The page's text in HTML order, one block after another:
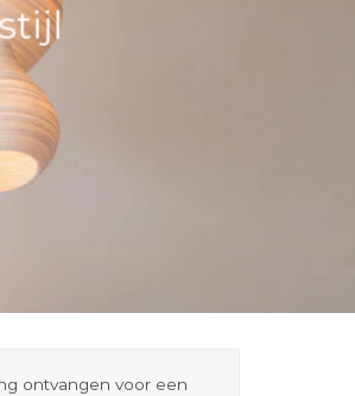
ontvangen voor een